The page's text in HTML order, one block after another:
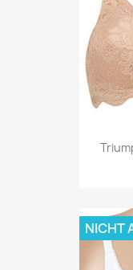
NICHT